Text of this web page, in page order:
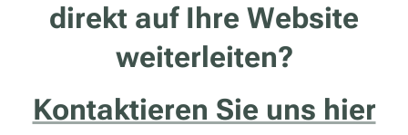
direkt auf Ihre Website
weiterleiten?
Kontaktieren Sie uns hier